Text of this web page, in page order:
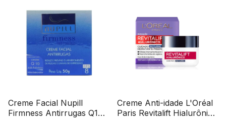
Creme Facial Nupill
Firmness Antirrugas Q10
Creme Anti-idade L'Oréal
Paris Revitalift Hialurônico